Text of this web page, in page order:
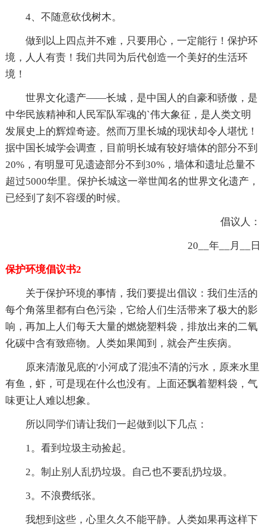
4、不随意砍伐树木。
做到以上四点并不难，只要用心，一定能行！保护环
境，人人有责！我们共同为后代创造一个美好的生活环
境！
世界文化遗产——长城，是中国人的自豪和骄傲，是
中华民族精神和人民军队军魂的`伟大象征，是人类文明
发展史上的辉煌奇迹。然而万里长城的现状却令人堪忧！
据中国长城学会调查，目前明长城有较好墙体的部分不到
20%，有明显可见遗迹部分不到30%，墙体和遗址总量不
超过5000华里。保护长城这一举世闻名的世界文化遗产，
已经到了刻不容缓的时候。
倡议人：
20__年__月__日
保护环境倡议书2
关于保护环境的事情，我们要提出倡议：我们生活的
每个角落里都有白色污染，它给人们生活带来了极大的影
响，再加上人们每天大量的燃烧塑料袋，排放出来的二氧
化碳中含有致癌物。人类如果闻到，就会产生疾病。
原来清澈见底的'小河成了混浊不清的污水，原来水里
有鱼，虾，可是现在什么也没有。上面还飘着塑料袋，气
味更让人难以想象。
所以同学们请让我们一起做到以下几点：
1。看到垃圾主动捡起。
2。制止别人乱扔垃圾。自己也不要乱扔垃圾。
3。不浪费纸张。
我想到这些，心里久久不能平静。人类如果再这样下